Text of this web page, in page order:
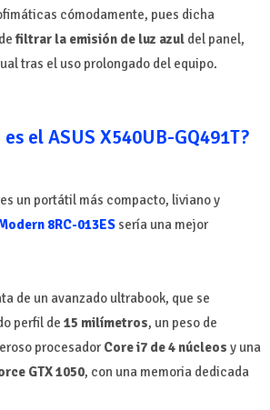
cómodamente, pues dicha
filtrar la emisión de luz azul del panel,
tras el uso prolongado del equipo.
el ASUS X540UB-GQ491T?
un portátil más compacto, liviano y
8RC-013ES sería una mejor
de un avanzado ultrabook, que se
perfil de 15 milímetros, un peso de
procesador Core i7 de 4 núcleos y una
GTX 1050, con una memoria dedicada